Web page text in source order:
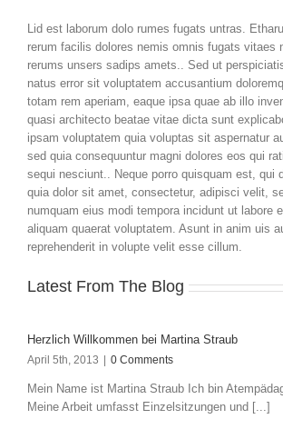
Lid est laborum dolo rumes fugats untras.
rerum facilis dolores nemis omnis fugats vitaes
rerums unsers sadips amets.. Sed ut
natus error sit voluptatem accusantium
totam rem aperiam, eaque ipsa quae ab illo
quasi architecto beatae vitae dicta sunt
ipsam voluptatem quia voluptas sit aspernatur
sed quia consequuntur magni dolores eos qui
sequi nesciunt.. Neque porro quisquam est, qui
quia dolor sit amet, consectetur, adipisci velit,
numquam eius modi tempora incidunt ut labore
aliquam quaerat voluptatem. Asunt in anim uis
reprehenderit in volupte velit esse cillum.
Latest From The Blog
Herzlich Willkommen bei Martina Straub
April 5th, 2013 0 Comments
Mein Name ist Martina Straub Ich bin
Meine Arbeit umfasst Einzelsitzungen und [...]